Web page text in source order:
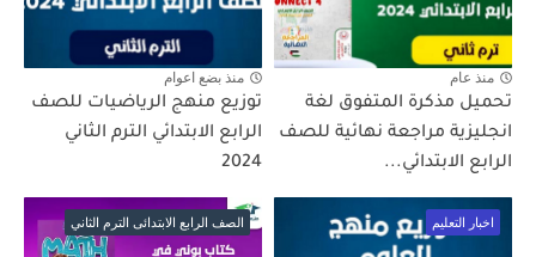
منذ عام
تحميل مذكرة المتفوق لغة
انجليزية مراجعة نهائية للصف
الرابع الابتدائي...
منذ بضع اعوام
توزيع منهج الرياضيات للصف
الرابع الابتدائي الترم الثاني
2024
اخبار التعليم الصف الرابع الابتدائى الترم الثاني